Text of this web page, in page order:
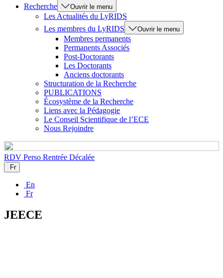
Recherche
Ouvrir le menu
Les Actualités du LyRIDS
Les membres du LyRIDS
Ouvrir le menu
Membres permanents
Permanents Associés
Post-Doctorants
Les Doctorants
Anciens doctorants
Structuration de la Recherche
PUBLICATIONS
Écosystème de la Recherche
Liens avec la Pédagogie
Le Conseil Scientifique de l’ECE
Nous Rejoindre
RDV Perso Rentrée Décalée
Fr
En
Fr
JEECE